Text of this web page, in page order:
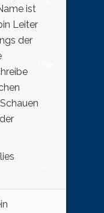
ist
Leiter
der